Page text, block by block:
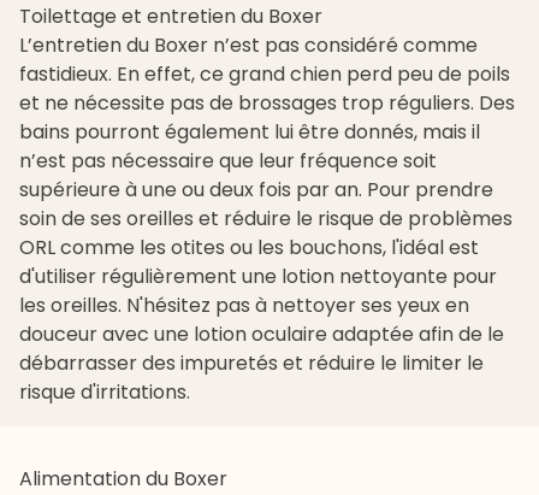
Toilettage et entretien du Boxer
L’entretien du Boxer n’est pas considéré comme
fastidieux. En effet, ce grand chien perd peu de poils
et ne nécessite pas de brossages trop réguliers. Des
bains pourront également lui être donnés, mais il
n’est pas nécessaire que leur fréquence soit
supérieure à une ou deux fois par an. Pour prendre
soin de ses oreilles et réduire le risque de problèmes
ORL comme les otites ou les bouchons, l'idéal est
d'utiliser régulièrement une lotion nettoyante pour
les oreilles. N'hésitez pas à nettoyer ses yeux en
douceur avec une lotion oculaire adaptée afin de le
débarrasser des impuretés et réduire le limiter le
risque d'irritations.
Alimentation du Boxer